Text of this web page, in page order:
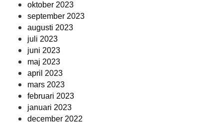
oktober 2023
september 2023
augusti 2023
juli 2023
juni 2023
maj 2023
april 2023
mars 2023
februari 2023
januari 2023
december 2022